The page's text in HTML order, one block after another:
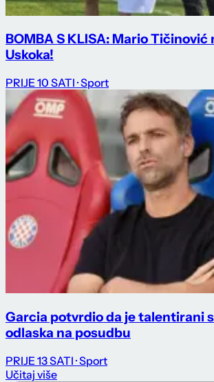
BOMBA S KLISA: Mario Tičinović
Uskoka!
PRIJE 10 SATI · Sport
Garcia potvrdio da je talentirani
odlaska na posudbu
PRIJE 13 SATI · Sport
Učitaj više